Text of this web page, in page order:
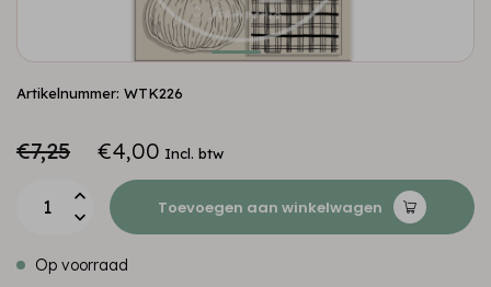
Artikelnummer: WTK226
€7,25 €4,00 Incl. btw
Toevoegen aan winkelwagen
Op voorraad